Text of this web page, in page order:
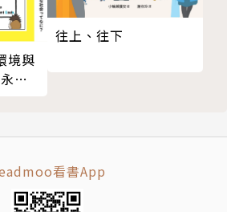
新村惡搞日記（熱烈絕版中）、
件簿1（大塊文化）、2003 奴比
文化）、2004 史上無敵超級事件
文化）、2005 壹直笑─怪怪新
境與
續
往上、往下
看書App